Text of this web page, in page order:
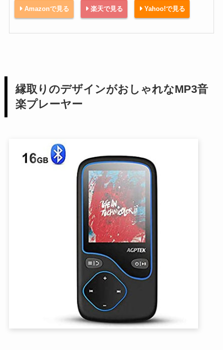
Amazonで見る 楽天で見る Yahoo!で見る
縁取りのデザインがおしゃれなMP3音
楽プレーヤー